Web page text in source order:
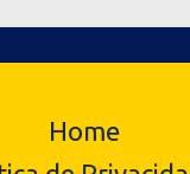
Home